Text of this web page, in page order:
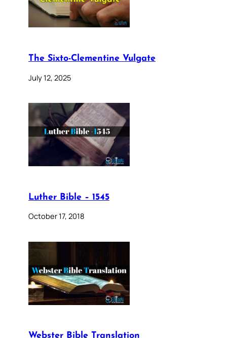
The Sixto-Clementine Vulgate
July 12, 2025
Luther Bible – 1545
October 17, 2018
Webster Bible Translation